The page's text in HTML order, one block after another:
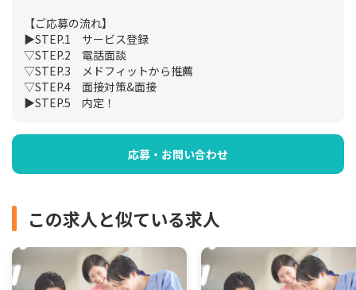
【ご応募の流れ】
▶STEP.1 サービス登録
▽STEP.2 電話面談
▽STEP.3 メドフィットから推薦
▽STEP.4 面接対策&面接
▶STEP.5 内定！
応募・お問い合わせ
この求人と似ている求人